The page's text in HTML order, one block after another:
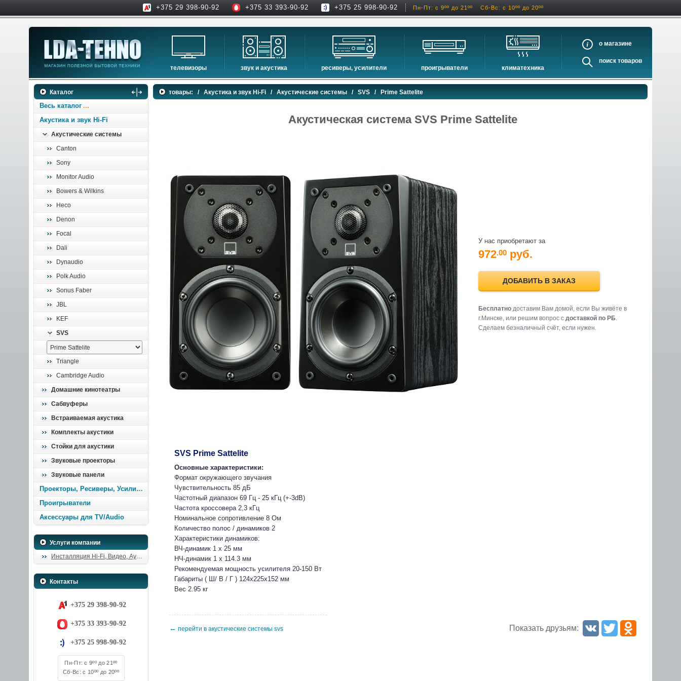
+375 29 398-90-92 +375 33 393-90-92 +375 25 998-90-92 Пн-Пт: с 9ºº до 21ºº Сб-Вс: с 10ºº до 20ºº
телевизоры
телевизоры
аксессуары для тв
звук и акустика
hi-fi акустика
музыкальные центры
звуковые проекторы
звуковые панели
шумоизоляция
ресиверы, усилители
проекторы
экраны для проекторов
проигрыватели
сетевые проигрыватели
проигрыватели виниловых дисков
blu-ray проигрыватели
климатехника
кондиционеры
очистители и увлажнители воздуха
осушители воздуха
о
поиск
Каталог
Весь каталог
Акустика и звук Hi-Fi
Акустические системы
Canton
Sony
Monitor Audio
Bowers & Wilkins
Heco
Denon
Focal
Dali
Dynaudio
Polk Audio
Sonus Faber
JBL
KEF
SVS
Triangle
Cambridge Audio
Домашние кинотеатры
Сабвуферы
Встраиваемая акустика
Комплекты акустики
Стойки для акустики
Звуковые проекторы
Звуковые панели
Проекторы, Ресиверы, Усилители
Проигрыватели
Аксессуары для TV/Audio
Услуги компании
Инсталляция Hi-Fi, Видео, Аудио
Контакты
+375 29 398-90-92
+375 33 393-90-92
+375 25 998-90-92
Пн-Пт: с 9ºº до 21ºº
Сб-Вс: с 10ºº до 20ºº
товары: / Акустика и звук Hi-Fi / Акустические системы / SVS / Prime Sattelite
Акустическая система SVS Prime Sattelite
У нас приобретают за
972.00 руб.
ДОБАВИТЬ В ЗАКАЗ
Бесплатнодоставим Вам домой, если Вы живёте в
г.Минске, или решим вопрос с доставкой по РБ.
Cделаем безналичный счёт, если нужен.
SVS Prime Sattelite
Основные характеристики:
Формат окружающего звучания
Чувствительность 85 дБ
Частотный диапазон 69 Гц - 25 кГц (+-3dB)
Частота кроссовера 2,3 кГц
Номинальное сопротивление 8 Ом
Количество полос / динамиков 2
Характеристики динамиков:
ВЧ-динамик 1 х 25 мм
НЧ-динамик 1 x 114.3 мм
Рекомендуемая мощность усилителя 20-150 Вт
Габариты ( Ш/ В / Г ) 124x225x152 мм
Вес 2.95 кг
Показать друзьям:
← перейти в акустические системы svs